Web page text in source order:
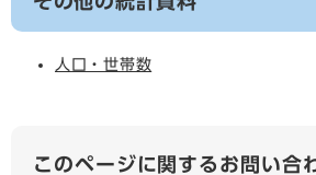
人口・世帯数
このページに関するお問い合